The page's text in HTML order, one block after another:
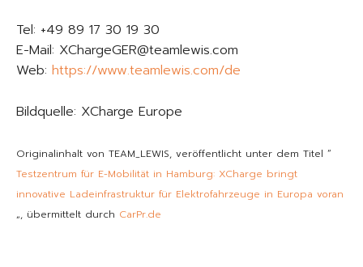
Tel: +49 89 17 30 19 30
E-Mail: XChargeGER@teamlewis.com
Web: https://www.teamlewis.com/de
Bildquelle: XCharge Europe
Originalinhalt von TEAM_LEWIS, veröffentlicht unter dem Titel “
Testzentrum für E-Mobilität in Hamburg: XCharge bringt
innovative Ladeinfrastruktur für Elektrofahrzeuge in Europa voran
„, übermittelt durch CarPr.de